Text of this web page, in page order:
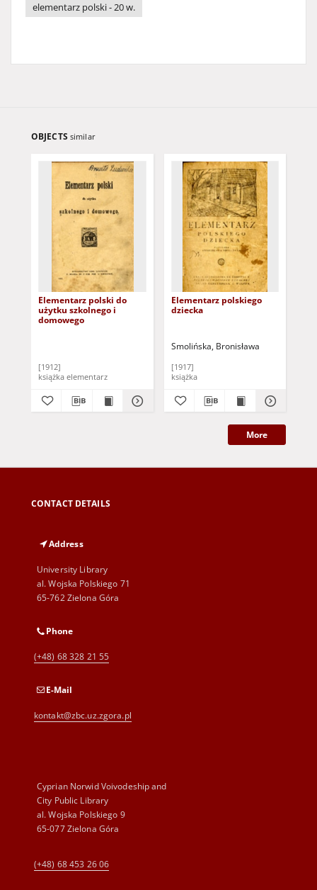
elementarz polski - 20 w.
OBJECTS similar
Elementarz polski do
użytku szkolnego i
domowego
[1912]
książka elementarz
Elementarz polskiego
dziecka
Smolińska, Bronisława
[1917]
książka
More
CONTACT DETAILS
Address
University Library
al. Wojska Polskiego 71
65-762 Zielona Góra
Phone
(+48) 68 328 21 55
E-Mail
kontakt@zbc.uz.zgora.pl
Cyprian Norwid Voivodeship and
City Public Library
al. Wojska Polskiego 9
65-077 Zielona Góra
(+48) 68 453 26 06